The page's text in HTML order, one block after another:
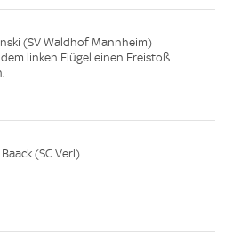
(SV Waldhof Mannheim)
linken Flügel einen Freistoß
(SC Verl).